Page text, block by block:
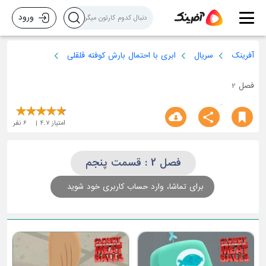
ورود
آفرینک سریال ابری با احتمال بارش کوفته قلقلی
فصل 2
امتیاز 4.7
6 نفر
فصل 2 : قسمت پنجم
برای تماشا، وارد حساب کاربری خود شوید